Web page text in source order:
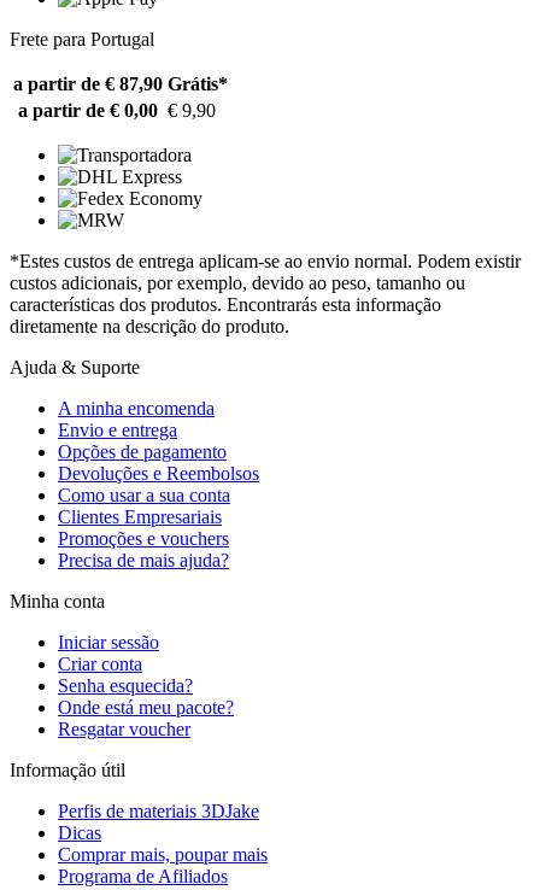
Frete para Portugal
a partir de € 87,90 Grátis*
a partir de € 0,00 € 9,90
*Estes custos de entrega aplicam-se ao envio normal. Podem existir
custos adicionais, por exemplo, devido ao peso, tamanho ou
características dos produtos. Encontrarás esta informação
diretamente na descrição do produto.
Ajuda & Suporte
A minha encomenda
Envio e entrega
Opções de pagamento
Devoluções e Reembolsos
Como usar a sua conta
Clientes Empresariais
Promoções e vouchers
Precisa de mais ajuda?
Minha conta
Iniciar sessão
Criar conta
Senha esquecida?
Onde está meu pacote?
Resgatar voucher
Informação útil
Perfis de materiais 3DJake
Dicas
Comprar mais, poupar mais
Programa de Afiliados